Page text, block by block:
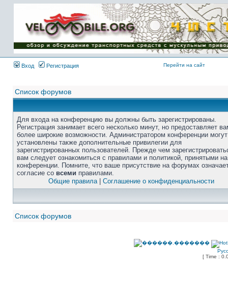
Вход Регистрация Перейти на сайт
Список форумов
Для входа на конференцию вы должны быть зарегистрированы.
Регистрация занимает всего несколько минут, но предоставляет
более широкие возможности. Администратором конференции
установлены также дополнительные привилегии для
зарегистрированных пользователей. Прежде чем
вам следует ознакомиться с правилами и политикой, принятыми на
конференции. Помните, что ваше присутствие на форумах
согласие со всеми правилами.
Общие правила| Соглашение о конфиденциальности
Список форумов
[ Time :